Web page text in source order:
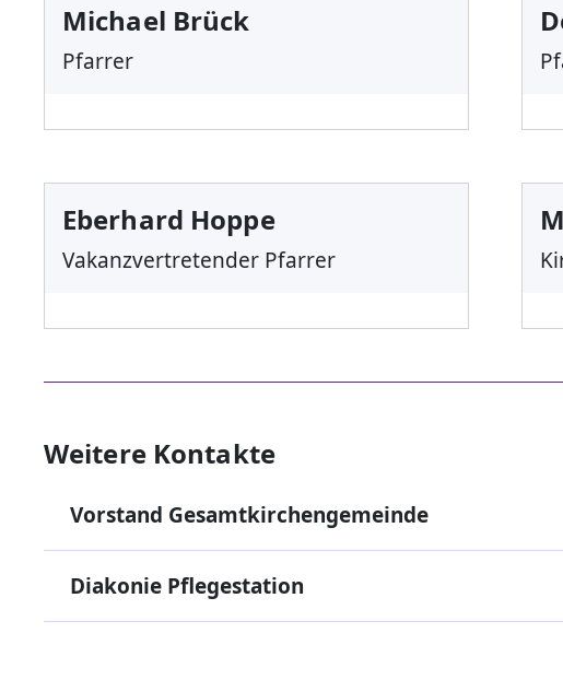
Michael Brück
Pfarrer
Eberhard Hoppe
Vakanzvertretender Pfarrer
Weitere Kontakte
Vorstand Gesamtkirchengemeinde
Diakonie Pflegestation